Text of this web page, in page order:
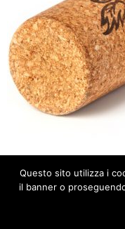
Questo sito utilizza i
il banner o